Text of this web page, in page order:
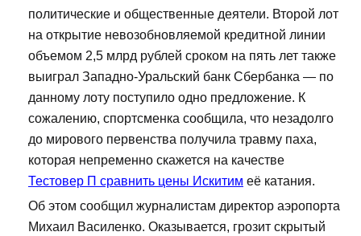
политические и общественные деятели. Второй лот
на открытие невозобновляемой кредитной линии
объемом 2,5 млрд рублей сроком на пять лет также
выиграл Западно-Уральский банк Сбербанка — по
данному лоту поступило одно предложение. К
сожалению, спортсменка сообщила, что незадолго
до мирового первенства получила травму паха,
которая непременно скажется на качестве
Тестовер П сравнить цены Искитим её катания.
Об этом сообщил журналистам директор аэропорта
Михаил Василенко. Оказывается, грозит скрытый